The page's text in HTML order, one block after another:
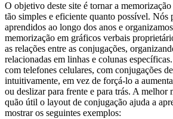
O objetivo deste site é tornar a
tão simples e eficiente quanto possível. Nós
aprendidos ao longo dos anos e
memorização em gráficos verbais
as relações entre as conjugações,
relacionadas em linhas e colunas
com telefones celulares, com conjugações
intuitivamente, em vez de forçá-lo a
ou deslizar para frente e para trás. A melhor
quão útil o layout de conjugação ajuda a
mostrar os seguintes exemplos: